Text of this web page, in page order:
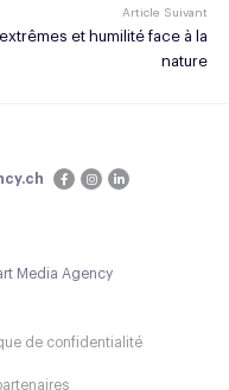
Article Suivant
et humilité face à la
nature
Media Agency
de confidentialité